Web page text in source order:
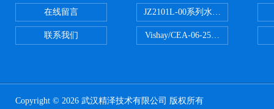
在线留言
联系我们
JZ2101L-00系列水下自由场-爆炸
Vishay/CEA-06-250US-350美国威
Copyright © 2026 武汉精泽技术有限公司 版权所有